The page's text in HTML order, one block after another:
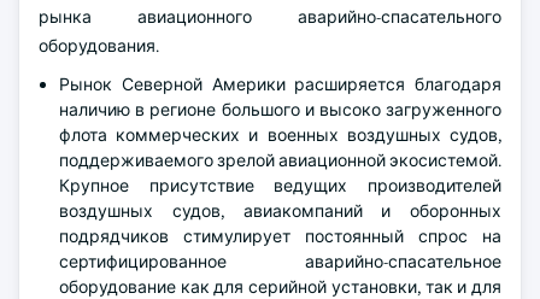
рынка авиационного аварийно-спасательного
оборудования.
Рынок Северной Америки расширяется благодаря
наличию в регионе большого и высоко загруженного
флота коммерческих и военных воздушных судов,
поддерживаемого зрелой авиационной экосистемой.
Крупное присутствие ведущих производителей
воздушных судов, авиакомпаний и оборонных
подрядчиков стимулирует постоянный спрос на
сертифицированное аварийно-спасательное
оборудование как для серийной установки, так и для